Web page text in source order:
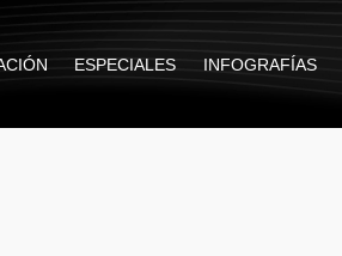
ESPECIALES INFOGRAFÍAS